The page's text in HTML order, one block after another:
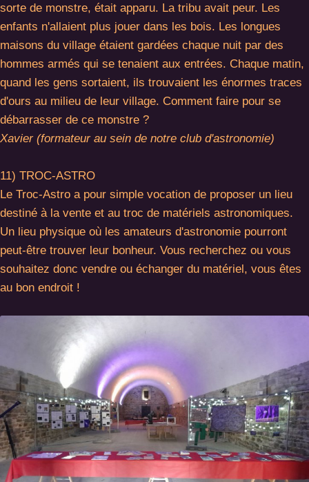
sorte de monstre, était apparu. La tribu avait peur. Les
enfants n'allaient plus jouer dans les bois. Les longues
maisons du village étaient gardées chaque nuit par des
hommes armés qui se tenaient aux entrées. Chaque matin,
quand les gens sortaient, ils trouvaient les énormes traces
d'ours au milieu de leur village. Comment faire pour se
débarrasser de ce monstre ?
Xavier (formateur au sein de notre club d'astronomie)
11) TROC-ASTRO
Le Troc-Astro a pour simple vocation de proposer un lieu
destiné à la vente et au troc de matériels astronomiques.
Un lieu physique où les amateurs d'astronomie pourront
peut-être trouver leur bonheur. Vous recherchez ou vous
souhaitez donc vendre ou échanger du matériel, vous êtes
au bon endroit !